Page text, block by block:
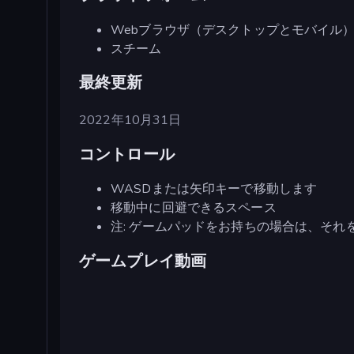
Webブラウザ（デスクトップとモバイル）
スチーム
最終更新
2022年10月31日
コントロール
WASDまたは矢印キーで移動します
移動中に回避できるスペース
注: ゲームパッドをお持ちの場合は、それ
ゲームプレイ動画